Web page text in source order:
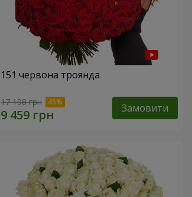
151 червона троянда
17 198 грн Замовити